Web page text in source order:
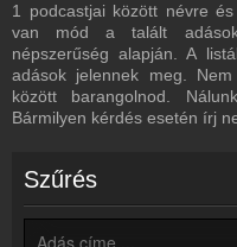
Most szól
Tudd meg mi szólt eddig
Frekvenciák
Rádió 1 frekvencia
Rádió 1 műsorai
Webkamera
Rádió 1 webkamera, élőkép
1 podcastjai között névre
van mód a talált
népszerűség alapján. A
adások jelennek meg.
között barangolnod.
Bármilyen kérdés esetén írj
Szűrés